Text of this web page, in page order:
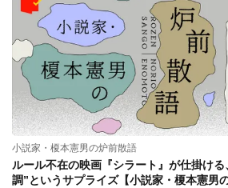
小説家・榎本憲男の炉前散語
ルール不在の映画『シラート』が仕掛け
調”というサプライズ【小説家・榎本憲男